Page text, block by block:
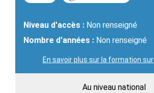
Niveau d'accès : Non renseigné
Nombre d'années : Non renseigné
En savoir plus sur la formation sur
Au niveau national